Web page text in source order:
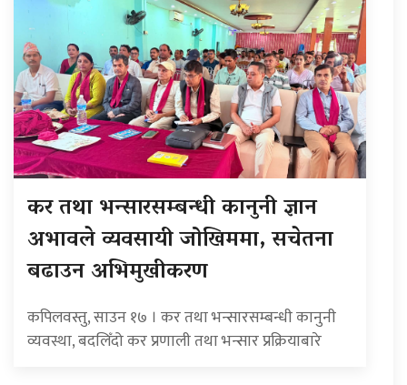
कर तथा भन्सारसम्बन्धी कानुनी ज्ञान
अभावले व्यवसायी जोखिममा, सचेतना
बढाउन अभिमुखीकरण
कपिलवस्तु, साउन १७ । कर तथा भन्सारसम्बन्धी कानुनी
व्यवस्था, बदलिँदो कर प्रणाली तथा भन्सार प्रक्रियाबारे